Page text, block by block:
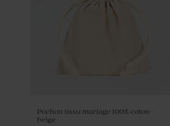
Pochon tissu mariage 100% coton -
beige